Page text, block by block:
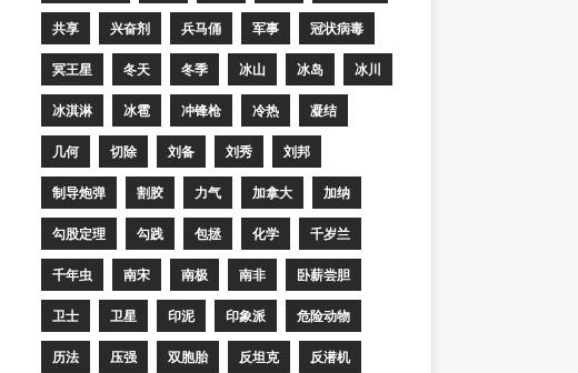
共享 兴奋剂 兵马俑 军事 冠状病毒
冥王星 冬天 冬季 冰山 冰岛 冰川
冰淇淋 冰雹 冲锋枪 冷热 凝结
几何 切除 刘备 刘秀 刘邦
制导炮弹 割胶 力气 加拿大 加纳
勾股定理 勾践 包拯 化学 千岁兰
千年虫 南宋 南极 南非 卧薪尝胆
卫士 卫星 印泥 印象派 危险动物
历法 压强 双胞胎 反坦克 反潜机